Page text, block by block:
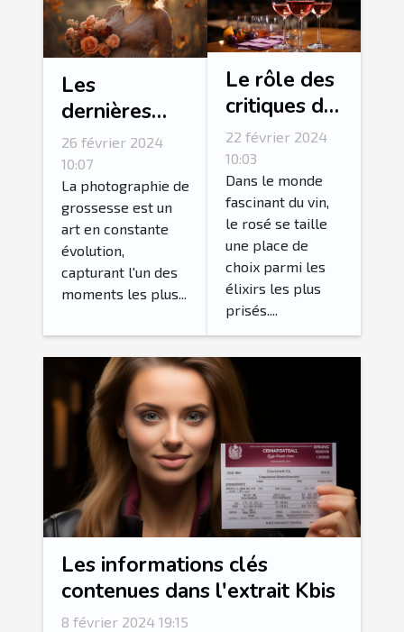
Les
dernières
tendances en
matière de
photographie
de grossesse
26 février 2024
10:07
La photographie de
grossesse est un
art en constante
évolution,
capturant l'un des
moments les plus...
Le rôle des
critiques de
vin dans la
valorisation
du rosé
22 février 2024
10:03
Dans le monde
fascinant du vin,
le rosé se taille
une place de
choix parmi les
élixirs les plus
prisés....
Les informations clés
contenues dans l'extrait Kbis
8 février 2024 19:15